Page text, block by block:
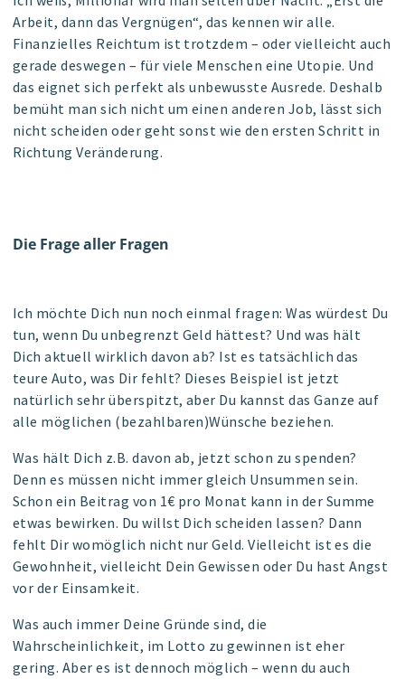
Arbeit, dann das Vergnügen“, das kennen wir alle.
Finanzielles Reichtum ist trotzdem – oder vielleicht auch
gerade deswegen – für viele Menschen eine Utopie. Und
das eignet sich perfekt als unbewusste Ausrede. Deshalb
bemüht man sich nicht um einen anderen Job, lässt sich
nicht scheiden oder geht sonst wie den ersten Schritt in
Richtung Veränderung.
Die Frage aller Fragen
Ich möchte Dich nun noch einmal fragen: Was würdest Du
tun, wenn Du unbegrenzt Geld hättest? Und was hält
Dich aktuellwirklich davon ab? Ist es tatsächlich das
teure Auto, was Dir fehlt? Dieses Beispiel ist jetzt
natürlich sehr überspitzt, aber Du kannst das Ganze auf
alle möglichen (bezahlbaren)Wünsche beziehen.
Was hält Dich z.B. davon ab, jetzt schon zu spenden?
Denn es müssen nicht immer gleich Unsummen sein.
Schon ein Beitrag von 1€ pro Monat kann in der Summe
etwas bewirken. Du willst Dich scheiden lassen? Dann
fehlt Dir womöglich nicht nur Geld. Vielleicht ist es die
Gewohnheit, vielleicht Dein Gewissen oder Du hast Angst
vor der Einsamkeit.
Was auch immer Deine Gründe sind, die
Wahrscheinlichkeit, im Lotto zu gewinnen ist eher
gering. Aber es ist dennoch möglich –wenn du auch